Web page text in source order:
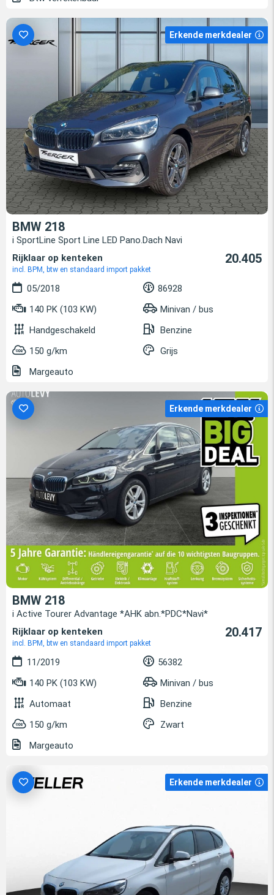
Erkende merkdealer
BMW 218
i SportLine Sport Line LED Pano.Dach Navi
Rijklaar op kenteken
incl. BPM, btw en standaard import pakket
20.405
05/2018
86928
140 PK (103 KW)
Minivan / bus
Handgeschakeld
Benzine
150 g/km
Grijs
Margeauto
Erkende merkdealer
BMW 218
i Active Tourer Advantage *AHK abn.*PDC*Navi*
Rijklaar op kenteken
incl. BPM, btw en standaard import pakket
20.417
11/2019
56382
140 PK (103 KW)
Minivan / bus
Automaat
Benzine
150 g/km
Zwart
Margeauto
Erkende merkdealer